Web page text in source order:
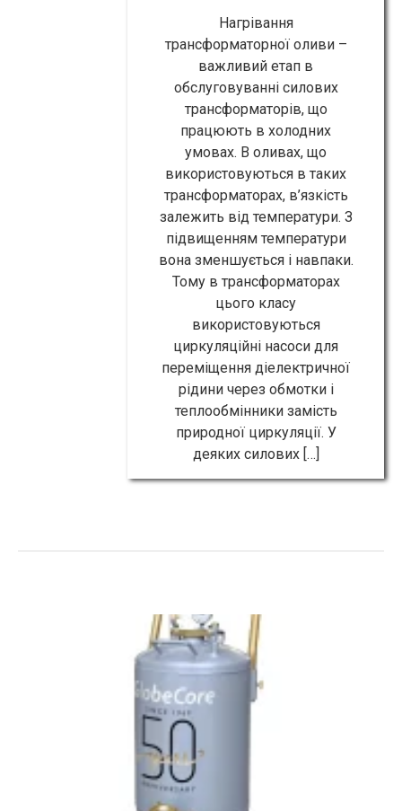
Нагрівання
трансформаторної оливи –
важливий етап в
обслуговуванні силових
трансформаторів, що
працюють в холодних
умовах. В оливах, що
використовуються в таких
трансформаторах, в’язкість
залежить від температури. З
підвищенням температури
вона зменшується і навпаки.
Тому в трансформаторах
цього класу
використовуються
циркуляційні насоси для
переміщення діелектричної
рідини через обмотки і
теплообмінники замість
природної циркуляції. У
деяких силових […]